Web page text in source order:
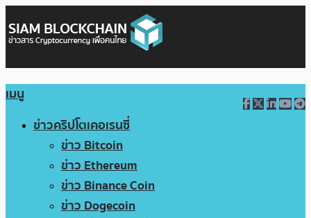
เมนู
ข่าวคริปโตเคอเรนซี่
ข่าว Bitcoin
ข่าว Ethereum
ข่าว Binance Coin
ข่าว Dogecoin